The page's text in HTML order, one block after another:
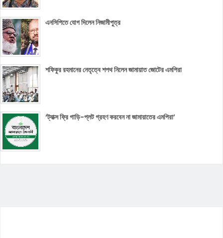
এনসিপিতে যোগ দিলেন নিজামীপুত্র
শফিকুর রহমানের নেতৃত্বে শপথ নিলেন জামায়াত জোটের এমপিরা
‘ট্যাক্স ফ্রি গাড়ি-প্লট গ্রহণ করবেন না জামায়াতের এমপিরা’